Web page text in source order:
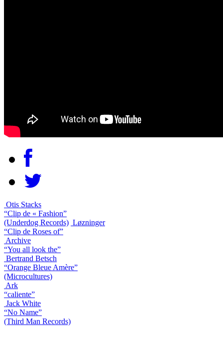
Otis Stacks
“Clip de « Fashion”
(Underdog Records) Løzninger
“Clip de Roses of”
Archive
“You all look the”
Bertrand Betsch
“Orange Bleue Amère”
(Microcultures)
Ark
“caliente”
Jack White
“No Name”
(Third Man Records)